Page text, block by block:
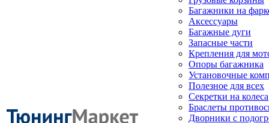
Багажники на
Аксессуары
Багажные дуги
Запасные части
Крепления для
Опоры багажника
Установочные
Полезное для всех
Секретки на колеса
Браслеты
Дворники с